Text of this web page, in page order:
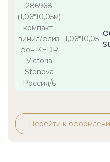
1,06*10,05
Перейти к